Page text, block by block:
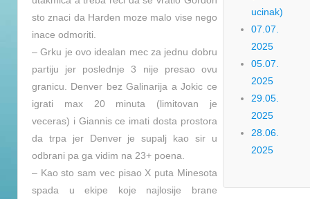
sto znaci da Harden moze malo vise nego
inace odmoriti.
– Grku je ovo idealan mec za jednu dobru
partiju jer poslednje 3 nije presao ovu
granicu. Denver bez Galinarija a Jokic ce
igrati max 20 minuta (limitovan je
veceras) i Giannis ce imati dosta prostora
da trpa jer Denver je supalj kao sir u
odbrani pa ga vidim na 23+ poena.
– Kao sto sam vec pisao X puta Minesota
spada u ekipe koje najlosije brane
ucinak)
07.07.
2025
05.07.
2025
29.05.
2025
28.06.
2025